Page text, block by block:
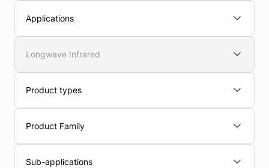
Applications
Longwave Infrared
Product types
Product Family
Sub-applications